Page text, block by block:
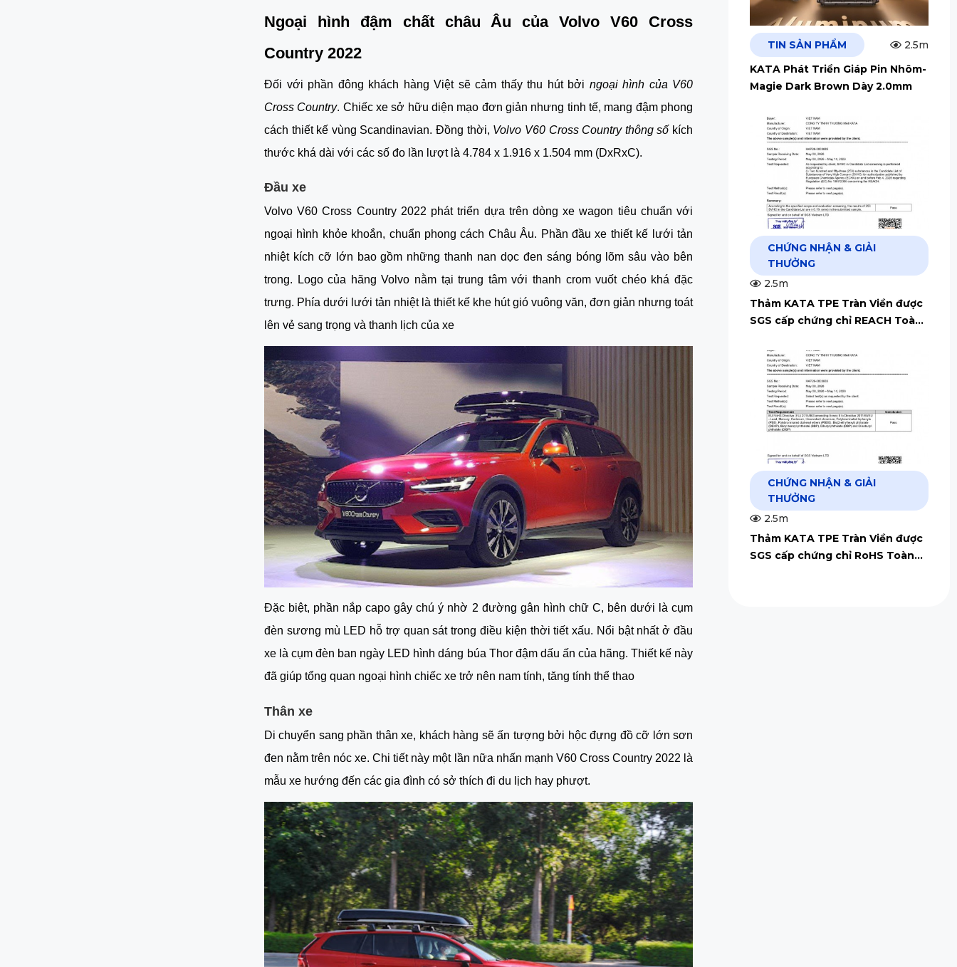
Ngoại hình đậm chất châu Âu của Volvo V60 Cross
Country 2022
Đối với phần đông khách hàng Việt sẽ cảm thấy thu hút bởi ngoại hình của V60
Cross Country. Chiếc xe sở hữu diện mạo đơn giản nhưng tinh tế, mang đậm phong
cách thiết kế vùng Scandinavian. Đồng thời, Volvo V60 Cross Country thông số kích
thước khá dài với các số đo lần lượt là 4.784 x 1.916 x 1.504 mm (DxRxC).
Đầu xe
Volvo V60 Cross Country 2022 phát triển dựa trên dòng xe wagon tiêu chuẩn với
ngoại hình khỏe khoắn, chuẩn phong cách Châu Âu. Phần đầu xe thiết kế lưới tản
nhiệt kích cỡ lớn bao gồm những thanh nan dọc đen sáng bóng lõm sâu vào bên
trong. Logo của hãng Volvo nằm tại trung tâm với thanh crom vuốt chéo khá đặc
trưng. Phía dưới lưới tản nhiệt là thiết kế khe hút gió vuông văn, đơn giản nhưng toát
lên vẻ sang trọng và thanh lịch của xe
Đặc biệt, phần nắp capo gây chú ý nhờ 2 đường gân hình chữ C, bên dưới là cụm
đèn sương mù LED hỗ trợ quan sát trong điều kiện thời tiết xấu. Nổi bật nhất ở đầu
xe là cụm đèn ban ngày LED hình dáng búa Thor đậm dấu ấn của hãng. Thiết kế này
đã giúp tổng quan ngoại hình chiếc xe trở nên nam tính, tăng tính thể thao
Thân xe
Di chuyển sang phần thân xe, khách hàng sẽ ấn tượng bởi hộc đựng đồ cỡ lớn sơn
đen nằm trên nóc xe. Chi tiết này một lần nữa nhấn mạnh V60 Cross Country 2022 là
mẫu xe hướng đến các gia đình có sở thích đi du lịch hay phượt.
TIN SẢN PHẨM
2.5m
KATA Phát Triển Giáp Pin Nhôm-
Magie Dark Brown Dày 2.0mm
CHỨNG NHẬN & GIẢI
THƯỞNG
2.5m
Thảm KATA TPE Tràn Viền được
SGS cấp chứng chỉ REACH Toàn
CHỨNG NHẬN & GIẢI
THƯỞNG
2.5m
Thảm KATA TPE Tràn Viền được
SGS cấp chứng chỉ RoHS Toàn